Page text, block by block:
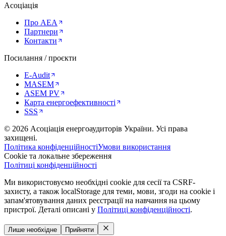
Асоціація
Про AEA
Партнери
Контакти
Посилання / проєкти
E-Audit
MASEM
ASEM PV
Карта енергоефективності
SSS
© 2026 Асоціація енергоаудиторів України. Усі права
захищені.
Політика конфіденційностіУмови використання
Cookie та локальне збереження
Політиці конфіденційності
Ми використовуємо необхідні cookie для сесії та CSRF-
захисту, а також localStorage для теми, мови, згоди на cookie і
запам'ятовування даних реєстрації на навчання на цьому
пристрої. Деталі описані у Політиці конфіденційності.
Лише необхідне Прийняти